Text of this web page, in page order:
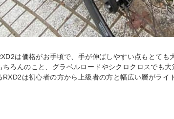
は価格がお手頃で、手が伸ばしやすい点もとても
ろんのこと、グラベルロードやシクロクロスでも大
RXD2は初心者の方から上級者の方と幅広い層がライ